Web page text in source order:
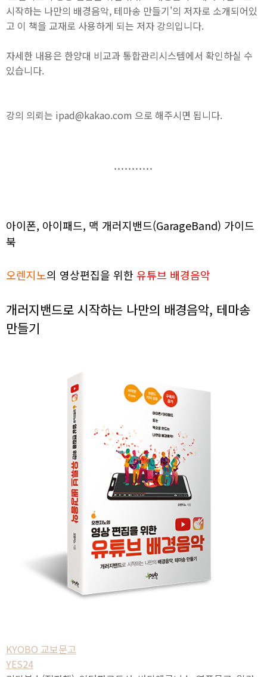
시작하는 나만의 배경음악, 테마송 만들기'의 저자로 소개되어있
고 이 책을 교재로 사용하게 되는 저자 강의입니다.
자세한 내용은 한양대 비교과 통합관리시스템에서 확인하실 수
있습니다.
강의 의뢰는 ipad@kakao.com 으로 해주시면 됩니다.
아이폰, 아이패드, 맥 개러지밴드(GarageBand) 가이드
북
오렌지노의 영상편집을 위한 유튜브 배경음악
개러지밴드로 시작하는 나만의 배경음악, 테마송
만들기
KYOBO 교보문고
YES24